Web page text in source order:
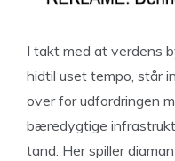
I takt med at verdens
hidtil uset tempo, står
over for udfordringen
bæredygtige
tand. Her spiller